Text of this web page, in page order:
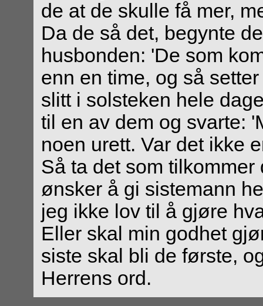
de at de skulle få mer,
Da de så det, begynte
husbonden: 'De som
enn en time, og så
slitt i solsteken hele
til en av dem og svarte:
noen urett. Var det ikke
Så ta det som
ønsker å gi sistemann
jeg ikke lov til å gjøre
Eller skal min godhet
siste skal bli de første,
Herrens ord.